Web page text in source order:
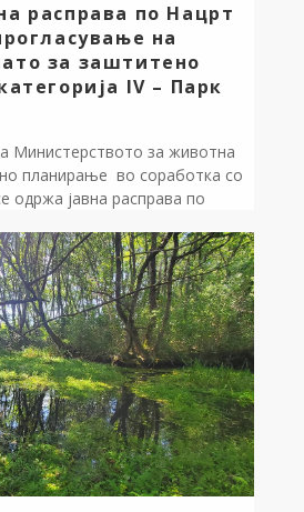
расправа по Нацрт
на
за заштитено
IV – Парк
Министерството за животна
планирање во соработка со
одржа јавна расправа по
во категорија IV – Парк на
присуствуваа
општина Дебрца,
за животна
планирање, Како и […]